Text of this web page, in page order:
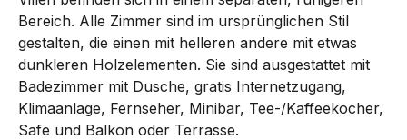
Bereich. Alle Zimmer sind im ursprünglichen Stil
gestalten, die einen mit helleren andere mit etwas
dunkleren Holzelementen. Sie sind ausgestattet mit
Badezimmer mit Dusche, gratis Internetzugang,
Klimaanlage, Fernseher, Minibar, Tee-/Kaffeekocher,
Safe und Balkon oder Terrasse.